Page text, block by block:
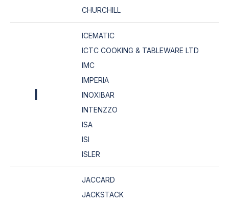
CHURCHILL
I
ICEMATIC
ICTC COOKING & TABLEWARE LTD
IMC
IMPERIA
INOXIBAR
INTENZZO
ISA
ISI
ISLER
JACCARD
JACKSTACK